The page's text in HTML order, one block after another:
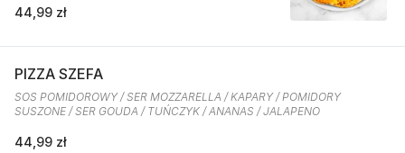
44,99 zł
PIZZA SZEFA
SOS POMIDOROWY / SER MOZZARELLA / KAPARY / POMIDORY
SUSZONE / SER GOUDA / TUŃCZYK / ANANAS / JALAPENO
44,99 zł